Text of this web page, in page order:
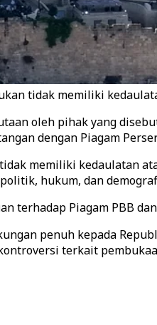
tidak memiliki
oleh pihak yang
dengan Piagam
memiliki kedaulatan
hukum, dan
terhadap Piagam PBB
penuh kepada
terkait